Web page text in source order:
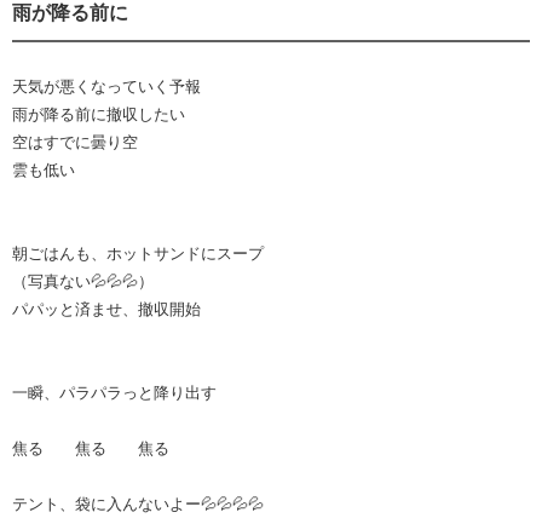
雨が降る前に
天気が悪くなっていく予報
雨が降る前に撤収したい
空はすでに曇り空
雲も低い
朝ごはんも、ホットサンドにスープ
（写真ない💦💦💦）
パパッと済ませ、撤収開始
一瞬、パラパラっと降り出す
焦る 焦る 焦る
テント、袋に入んないよー💦💦💦💦